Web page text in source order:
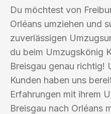
Du möchtest von
Orléans umziehen und
zuverlässigen
du beim Umzugskönig
Breisgau genau richtig!
Kunden haben uns
Erfahrungen mit ihrem
Breisgau nach Orléans